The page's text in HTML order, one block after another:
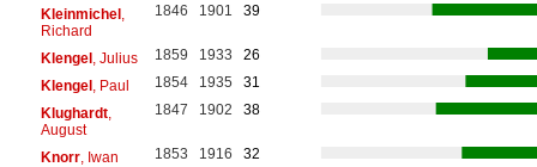
Kleinmichel,
Richard
1846 1901 39
Klengel, Julius 1859 1933
26
Klengel, Paul 1854 1935
31
Klughardt,
August
1847 1902 38
Knorr, Iwan 1853 1916
32